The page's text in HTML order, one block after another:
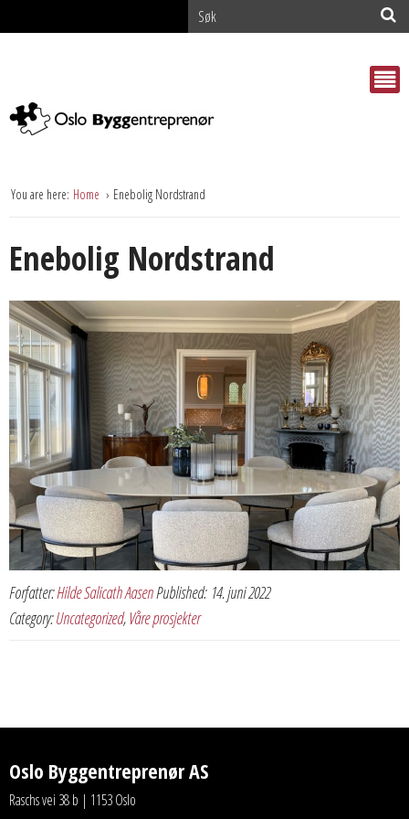
You are here: Home Enebolig Nordstrand
Enebolig Nordstrand
Forfatter:Hilde Salicath AasenPublished: 14. juni 2022
Category:Uncategorized, Våre prosjekter
Oslo Byggentreprenør AS
Raschs vei 38 b | 1153 Oslo